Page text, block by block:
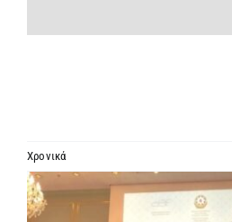
MEDIA
Χρονικά
Προβολή
μεγαλύτερης